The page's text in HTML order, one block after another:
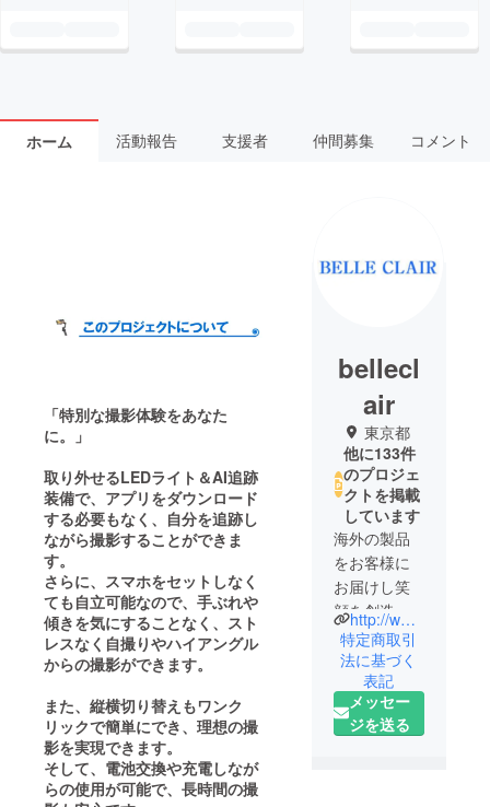
ホーム 活動報告 支援者 仲間募集 コメント
「特別な撮影体験をあなた
に。」
取り外せるLEDライト＆AI追跡
装備で、アプリをダウンロード
する必要もなく、自分を追跡し
ながら撮影することができま
す。
さらに、スマホをセットしなく
ても自立可能なので、手ぶれや
傾きを気にすることなく、スト
レスなく自撮りやハイアングル
からの撮影ができます。
また、縦横切り替えもワンク
リックで簡単にでき、理想の撮
影を実現できます。
そして、電池交換や充電しなが
らの使用が可能で、長時間の撮
bellecl
air
東京都
他に133件
のプロジェ
クトを掲載
しています
海外の製品
をお客様に
お届けし笑
顔を創造す
るのが私た
ちの会社の
使命です。
常により良
http://www.belleclair.co.jp/
特定商取引
法に基づく
表記
メッセー
ジを送る